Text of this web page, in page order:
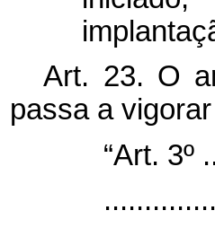
Art. 23. O
passa a
“Art. 3º